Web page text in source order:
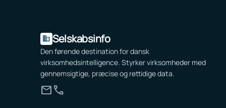
domain Selskabsinfo
Den førende destination for dansk
virksomhedsintelligence. Styrker virksomheder med
gennemsigtige, præcise og rettidige data.
mailcall